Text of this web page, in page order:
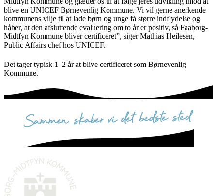
blive en UNICEF Børnevenlig Kommune. Vi vil gerne anerkende
kommunens vilje til at lade børn og unge få større indflydelse og
håber, at den afsluttende evaluering om to år er positiv, så Faaborg-
Midtfyn Kommune bliver certificeret”, siger Mathias Heilesen,
Public Affairs chef hos UNICEF.
Det tager typisk 1–2 år at blive certificeret som Børnevenlig
Kommune.
sammen skaber vi det bedste sted